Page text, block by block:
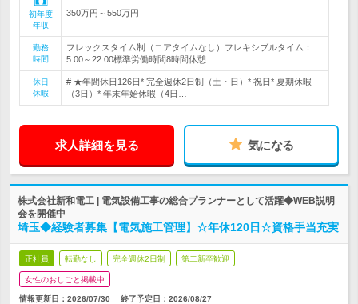
初年度
年収
350万円～550万円
勤務
時間
フレックスタイム制（コアタイムなし）フレキシブルタイム：
5:00～22:00標準労働時間8時間休憩:…
休日
休暇
# ★年間休日126日* 完全週休2日制（土・日）* 祝日* 夏期休暇
（3日）* 年末年始休暇（4日…
求人詳細を見る 気になる
株式会社新和電工 | 電気設備工事の総合プランナーとして活躍◆WEB説明
会を開催中
埼玉◆経験者募集【電気施工管理】☆年休120日☆資格手当充実
正社員 転勤なし 完全週休2日制 第二新卒歓迎
女性のおしごと掲載中
情報更新日：2026/07/30 終了予定日： 2026/08/27